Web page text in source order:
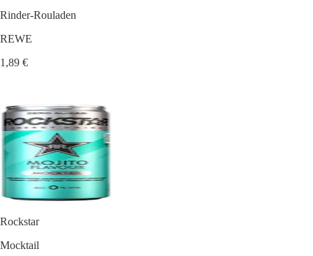
Rinder-Rouladen
REWE
1,89 €
Rockstar
Mocktail